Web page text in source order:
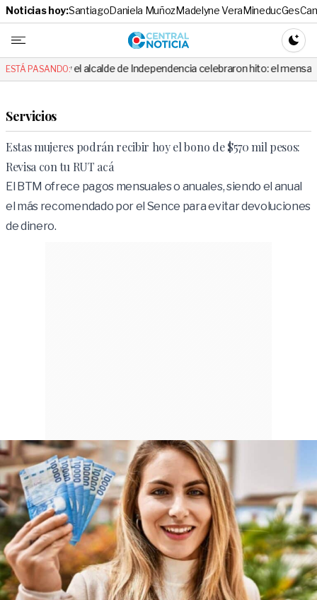
Noticias hoy:SantiagoDaniela MuñozMadelyne VeraMineducGes
Central
ESTÁ PASANDO:
el alcalde de Independencia celebraron hito: el mensaje es viral
Servicios
Estas mujeres podrán recibir hoy el bono de $570 mil pesos:
Revisa con tu RUT acá
El BTM ofrece pagos mensuales o anuales, siendo el anual
el más recomendado por el Sence para evitar devoluciones
de dinero.